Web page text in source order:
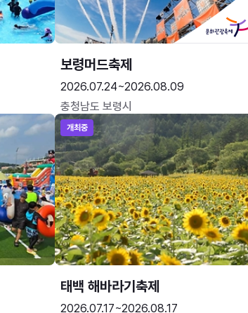
보령머드축제
2026.07.24~2026.08.09
충청남도 보령시
개최중
태백 해바라기축제
2026.07.17~2026.08.17